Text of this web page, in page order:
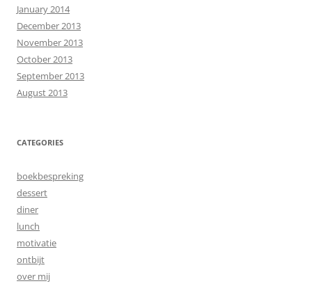
January 2014
December 2013
November 2013
October 2013
September 2013
August 2013
CATEGORIES
boekbespreking
dessert
diner
lunch
motivatie
ontbijt
over mij